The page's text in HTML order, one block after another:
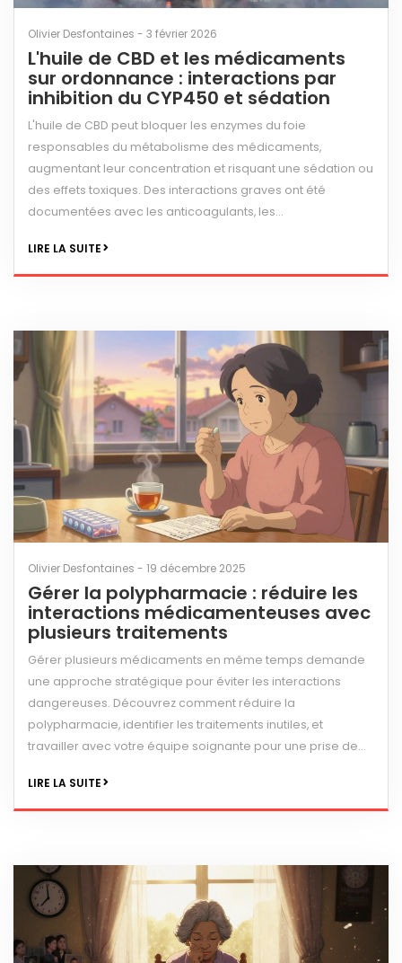
Olivier Desfontaines - 3 février 2026
L'huile de CBD et les médicaments
sur ordonnance : interactions par
inhibition du CYP450 et sédation
L'huile de CBD peut bloquer les enzymes du foie
responsables du métabolisme des médicaments,
augmentant leur concentration et risquant une sédation ou
des effets toxiques. Des interactions graves ont été
documentées avec les anticoagulants, les
LIRE LA SUITE
Olivier Desfontaines - 19 décembre 2025
Gérer la polypharmacie : réduire les
interactions médicamenteuses avec
plusieurs traitements
Gérer plusieurs médicaments en même temps demande
une approche stratégique pour éviter les interactions
dangereuses. Découvrez comment réduire la
polypharmacie, identifier les traitements inutiles, et
travailler avec votre équipe soignante pour une prise de
LIRE LA SUITE